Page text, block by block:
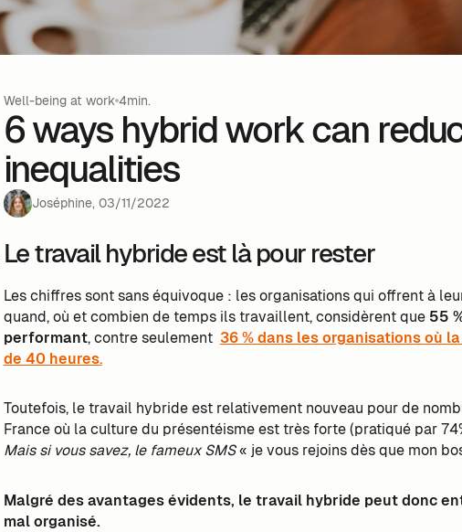
Well-being at work 4min.
6 ways hybrid work can
inequalities
Joséphine,03/11/2022
Le travail hybride est là pour rester
Les chiffres sont sans équivoque : les organisations qui offrent à
quand, où et combien de temps ils travaillent, considèrent que 55
performant, contre seulement 36 % dans les organisations où
de 40 heures.
Toutefois, le travail hybride est relativement nouveau pour de
France où la culture du présentéisme est très forte (pratiqué par
Mais si vous savez, le fameux SMS« je vous rejoins dès que mon
Malgré des avantages évidents, le travail hybride peut donc
mal organisé.